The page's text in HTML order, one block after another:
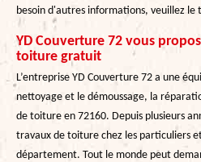
besoin d'autres informations, veuillez
YD Couverture 72 vous
toiture gratuit
L’entreprise YD Couverture 72 a une
nettoyage et le démoussage, la
de toiture en 72160. Depuis plusieurs
travaux de toiture chez les particuliers
département. Tout le monde peut